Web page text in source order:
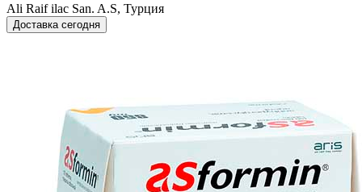
Ali Raif ilac San. A.S, Турция
Доставка сегодня